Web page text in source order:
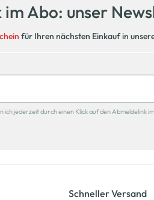
im Abo: unser
für Ihren nächsten Einkauf in
ich jederzeit durch einen Klick auf den Abmeldelink
Schneller Versand